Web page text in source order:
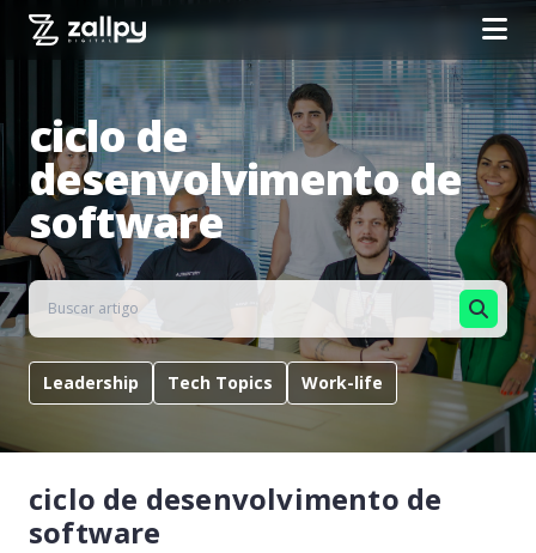
ciclo de
desenvolvimento de
software
Leadership Tech Topics Work-life
ciclo de desenvolvimento de
software